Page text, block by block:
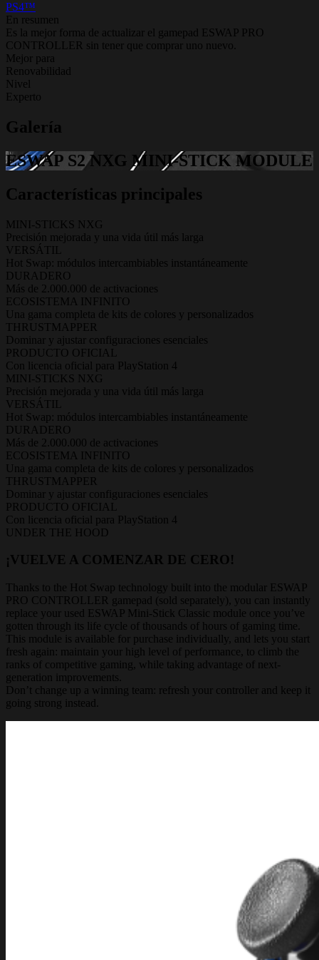
PS4™
En resumen
Es la mejor forma de actualizar el gamepad ESWAP PRO
CONTROLLER sin tener que comprar uno nuevo.
Mejor para
Renovabilidad
Nivel
Experto
Galería
ESWAP S2 NXG MINI-STICK MODULE
Características principales
MINI-STICKS NXG
Precisión mejorada y una vida útil más larga
VERSÁTIL
Hot Swap: módulos intercambiables instantáneamente
DURADERO
Más de 2.000.000 de activaciones
ECOSISTEMA INFINITO
Una gama completa de kits de colores y personalizados
THRUSTMAPPER
Dominar y ajustar configuraciones esenciales
PRODUCTO OFICIAL
Con licencia oficial para PlayStation 4
MINI-STICKS NXG
Precisión mejorada y una vida útil más larga
VERSÁTIL
Hot Swap: módulos intercambiables instantáneamente
DURADERO
Más de 2.000.000 de activaciones
ECOSISTEMA INFINITO
Una gama completa de kits de colores y personalizados
THRUSTMAPPER
Dominar y ajustar configuraciones esenciales
PRODUCTO OFICIAL
Con licencia oficial para PlayStation 4
UNDER THE HOOD
¡VUELVE A COMENZAR DE CERO!
Thanks to the Hot Swap technology built into the modular ESWAP
PRO CONTROLLER gamepad (sold separately), you can instantly
replace your used ESWAP Mini-Stick Classic module once you’ve
gotten through its life cycle of thousands of hours of gaming time.
This module is available for purchase individually, and lets you start
fresh again: maintain your high level of performance, to climb the
ranks of competitive gaming, while taking advantage of next-
generation improvements.
Don’t change up a winning team: refresh your controller and keep it
going strong instead.